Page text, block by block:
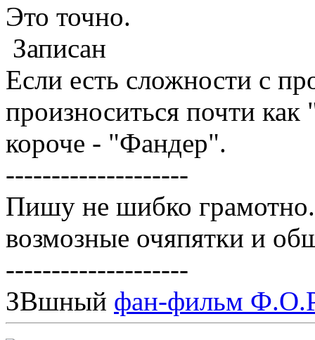
Это точно.
Записан
Если есть сложности с
произноситься почти
короче - "Фандер".
--------------------
Пишу не шибко
возмозные очяпятки и
--------------------
ЗВшный фан-фильм